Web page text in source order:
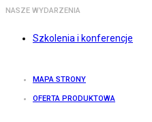
NASZE WYDARZENIA
Szkolenia i konferencje
MAPA STRONY
OFERTA PRODUKTOWA